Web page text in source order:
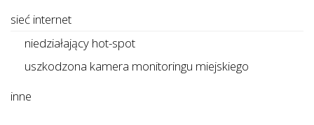
sieć internet
niedziałający hot-spot
uszkodzona kamera monitoringu miejskiego
inne